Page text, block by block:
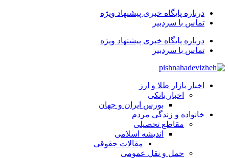
درباره پایگاه خبری پیشنهاد ویژه
تماس با سردبیر
درباره پایگاه خبری پیشنهاد ویژه
تماس با سردبیر
اخبار بازار طلا و ارز
اخبار بانکی
بورس ایران و جهان
خانواده و زندگی مردم
مقاطع تحصیلی
اندیشه اسلامی
مقالات حقوقی
حمل و نقل عمومی